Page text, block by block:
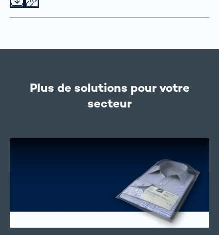
Plus de solutions pour votre
secteur